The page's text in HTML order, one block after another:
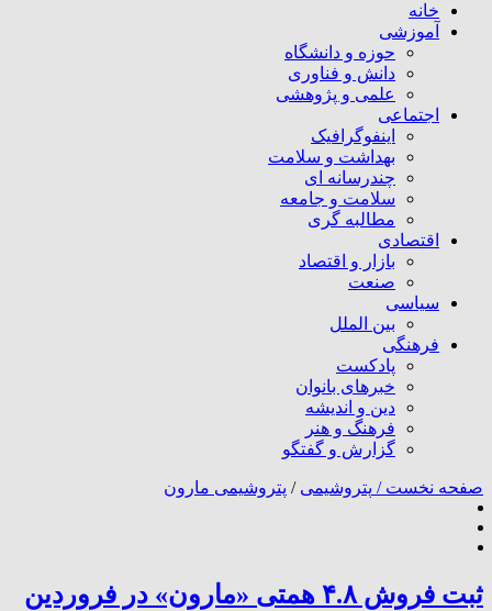
خانه
آموزشی
حوزه و دانشگاه
دانش و فناوری
علمی و پژوهشی
اجتماعی
اینفوگرافیک
بهداشت و سلامت
چندرسانه ای
سلامت و جامعه
مطالبه گری
اقتصادی
بازار و اقتصاد
صنعت
سیاسی
بین الملل
فرهنگی
پادکست
خبرهای بانوان
دین و اندیشه
فرهنگ و هنر
گزارش و گفتگو
صفحه نخست / پتروشیمی / پتروشیمی مارون
ثبت فروش ۴.۸ همتی «مارون» در فروردین